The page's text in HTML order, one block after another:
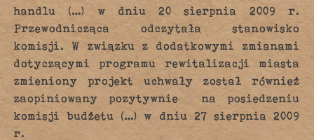
handlu (…) w dniu 20 sierpnia 2009 r.
Przewodnicząca odczytała stanowisko
komisji. W związku z dodatkowymi zmianami
dotyczącymi programu rewitalizacji miasta
zmieniony projekt uchwały został również
zaopiniowany pozytywnie na posiedzeniu
komisji budżetu (…) w dniu 27 sierpnia 2009
r.